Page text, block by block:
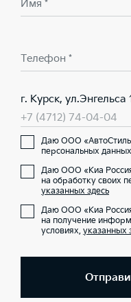
Имя *
Телефон *
г. Курск, ул.Энгельса
+7 (4712) 74-04-04
Даю ООО
персональных
Даю ООО «Киа
на обработку своих
указанных здесь
Даю ООО «Киа
на получение
условиях, указанных